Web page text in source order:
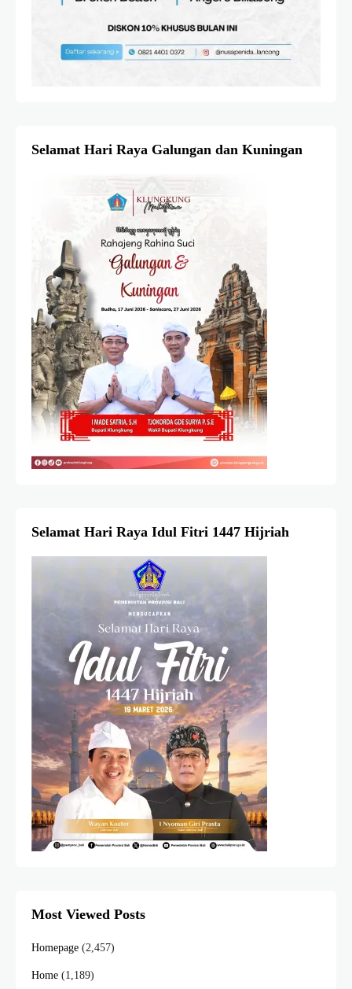
Selamat Hari Raya Galungan dan Kuningan
Selamat Hari Raya Idul Fitri 1447 Hijriah
Most Viewed Posts
Homepage (2,457)
Home (1,189)